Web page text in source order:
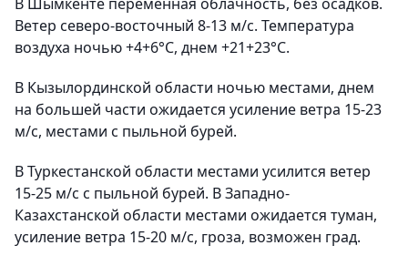
Ветер северо-восточный 8-13 м/с. Температура
воздуха ночью +4+6°С, днем +21+23°С.
В Кызылординской области ночью местами, днем
на большей части ожидается усиление ветра 15-23
м/с, местами с пыльной бурей.
В Туркестанской области местами усилится ветер
15-25 м/с с пыльной бурей. В Западно-
Казахстанской области местами ожидается туман,
усиление ветра 15-20 м/с, гроза, возможен град.